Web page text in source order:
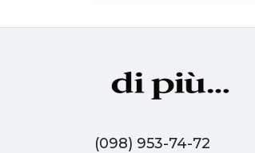
(098) 953-74-72